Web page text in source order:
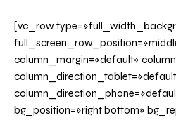
[vc_row
column_margin=»default»
bg_position=»right bottom»